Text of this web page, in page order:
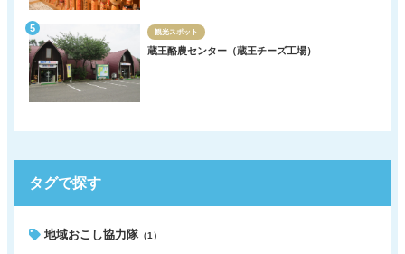
観光スポット
蔵王酪農センター（蔵王チーズ工場）
タグで探す
地域おこし協力隊 （1）